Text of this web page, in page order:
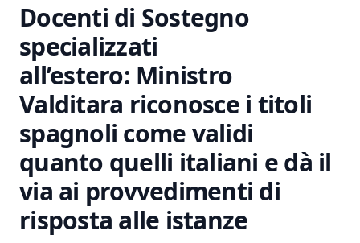
Docenti di Sostegno
specializzati
all’estero: Ministro
Valditara riconosce i titoli
spagnoli come validi
quanto quelli italiani e dà il
via ai provvedimenti di
risposta alle istanze